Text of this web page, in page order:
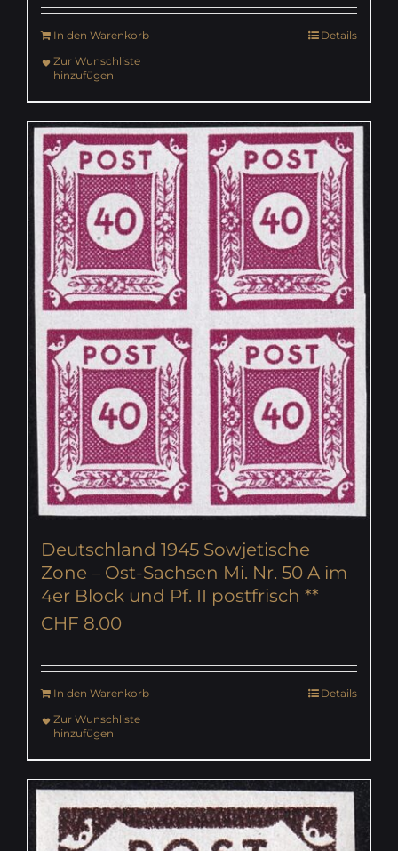
In den Warenkorb
Details
Zur Wunschliste
hinzufügen
Deutschland 1945 Sowjetische
Zone – Ost-Sachsen Mi. Nr. 50 A im
4er Block und Pf. II postfrisch **
CHF 8.00
In den Warenkorb
Details
Zur Wunschliste
hinzufügen